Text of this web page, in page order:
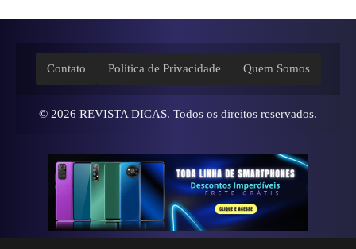
Contato Política de Privacidade Quem Somos
© 2026 REVISTA DICAS. Todos os direitos reservados.